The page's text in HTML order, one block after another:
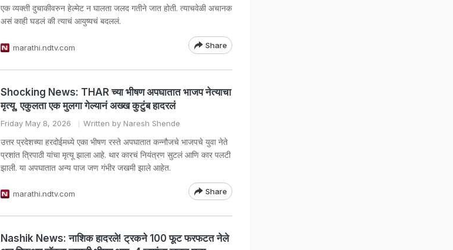
एक व्यक्ती दुचाकीवरुन हेल्मेट न घालता जलद गतीने जात होती. त्याचवेळी अचानक
असं काही घडलं की त्याचं आयुष्यचं बदललं.
marathi.ndtv.com Share
Shocking News: THAR च्या भीषण अपघातात भाजप नेत्याचा
मृत्यू, एकुलता एक मुलगा गेल्यानं अख्ख कुटुंब हादरलं
Friday May 8, 2026 Written by Naresh Shende
उत्तर प्रदेशच्या हरदोईमध्ये एका भीषण रस्ते अपघातात कन्नौजचे भाजपचे युवा नेते
प्रशांत त्रिपाठी यांचा मृत्यू झाला आहे. थार कारचं नियंत्रण सुटलं आणि कार पलटी
झाली. या अपघातात अन्य पाज जण गंभीर जखमी झाले आहेत.
marathi.ndtv.com Share
Nashik News: नाशिक हादरले! ट्रकने 100 फूट फरफटत नेले